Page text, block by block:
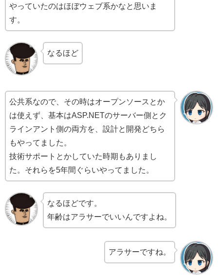
やっていたのはほぼウェブ系かなと思いま
す。
なるほど
公共系なので、その時はオープンソースとか
は使えず、基本はASP.NETのサーバー側とク
ラインアント側の両方を、設計と開発どちら
もやってました。
技術サポートとかしていた時期もありまし
た。それらを5年間ぐらいやってました。
なるほどです。
年齢はアラサーでいいんですよね。
アラサーですね。